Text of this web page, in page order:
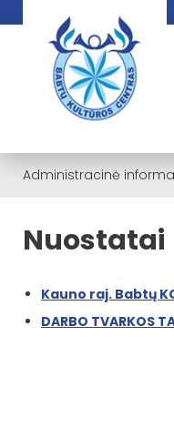
Administracinė
Nuostatai
Kauno raj. Babtų
DARBO TVARKOS